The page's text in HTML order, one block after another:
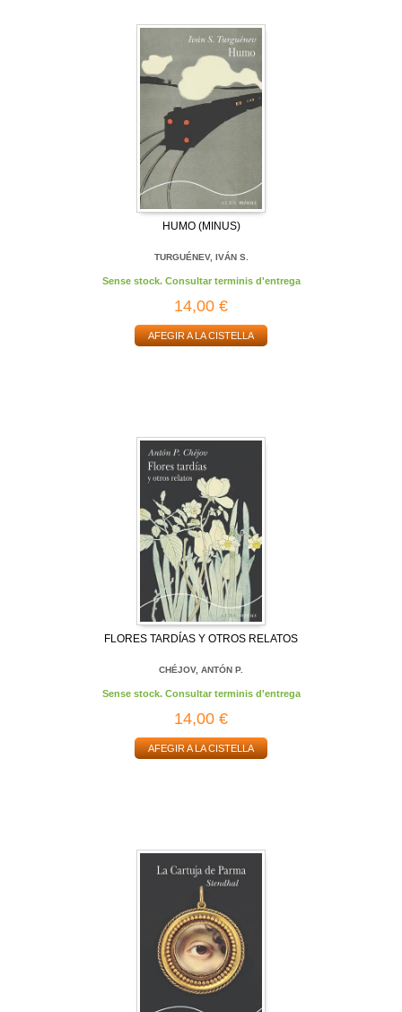
HUMO (MINUS)
TURGUÉNEV, IVÁN S.
Sense stock. Consultar terminis d'entrega
14,00 €
AFEGIR A LA CISTELLA
FLORES TARDÍAS Y OTROS RELATOS
CHÉJOV, ANTÓN P.
Sense stock. Consultar terminis d'entrega
14,00 €
AFEGIR A LA CISTELLA